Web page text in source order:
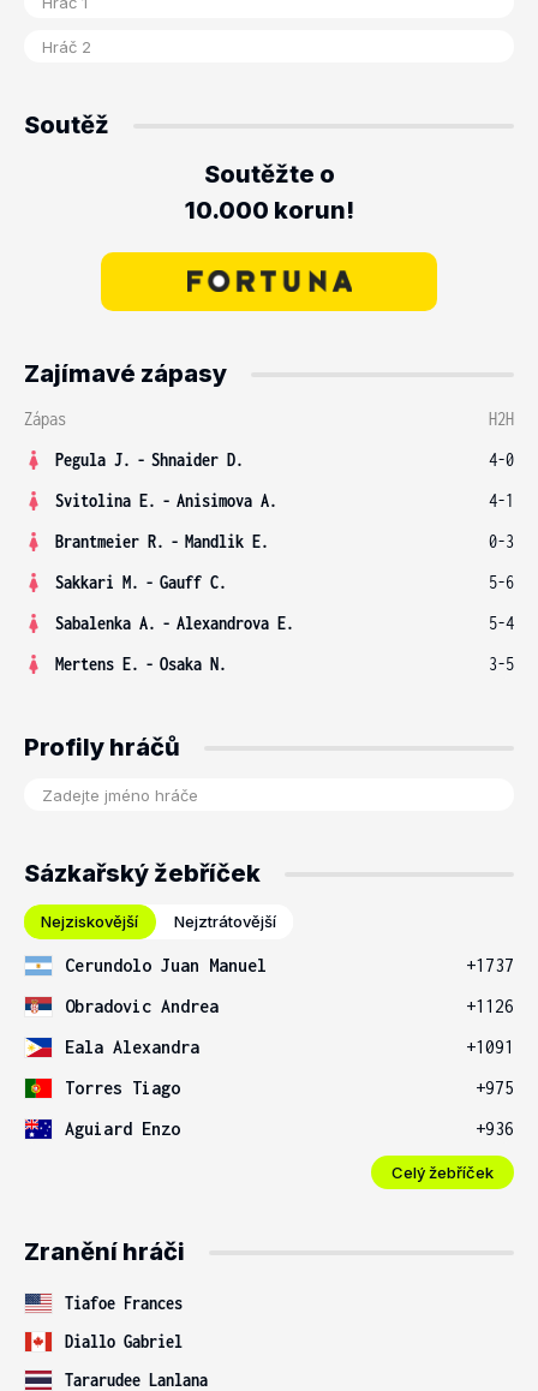
Soutěž
Soutěžte o
10.000 korun!
Zajímavé zápasy
Zápas
H2H
Pegula J. - Shnaider D.
4-0
Svitolina E. - Anisimova A.
4-1
Brantmeier R. - Mandlik E.
0-3
Sakkari M. - Gauff C.
5-6
Sabalenka A. - Alexandrova E.
5-4
Mertens E. - Osaka N. 3-5
Profily hráčů
Sázkařský žebříček
Nejziskovější Nejztrátovější
Cerundolo Juan Manuel
+1737
Obradovic Andrea
+1126
Eala Alexandra
+1091
Torres Tiago
+975
Aguiard Enzo
+936
Celý žebříček
Zranění hráči
Tiafoe Frances
Diallo Gabriel
Tararudee Lanlana